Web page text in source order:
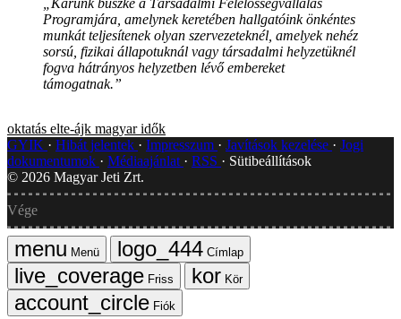
Programjára, amelynek keretében hallgatóink önkéntes
munkát teljesítenek olyan szervezeteknél, amelyek nehéz
sorsú, fizikai állapotuknál vagy társadalmi helyzetüknél
fogva hátrányos helyzetben lévő embereket
támogatnak.”
oktatás elte-ájk magyar idők
GYIK
Hibát jelentek Impresszum Javítások kezelése
Jogi
dokumentumok
Médiaajánlat RSS
Sütibeállítások
© 2026 Magyar Jeti Zrt.
Vége
Menü
Címlap
Friss
Kör
Fiók